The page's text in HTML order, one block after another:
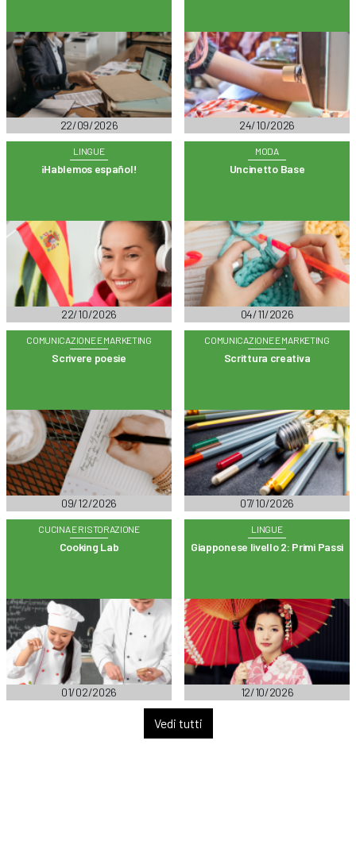
22/09/2026 24/10/2026
LINGUE
¡Hablemos español!
22/10/2026
MODA
Uncinetto Base
04/11/2026
COMUNICAZIONE E MARKETING
Scrivere poesie
09/12/2026
COMUNICAZIONE E MARKETING
Scrittura creativa
07/10/2026
CUCINA E RISTORAZIONE
Cooking Lab
01/02/2026
LINGUE
Giapponese livello 2: Primi Passi
12/10/2026
Vedi tutti